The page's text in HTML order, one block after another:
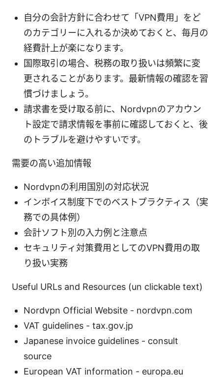
自分の会計方針に合わせて「VPN費用」をど
のカテゴリーに入れるか決めておくと、毎月の
経費計上が楽になります。
国際取引の場合、税務の取り扱いは頻繁に変
更されることがあります。最新情報の確認を習
慣づけましょう。
請求書を受け取る前に、Nordvpnのアカウン
ト設定で請求情報を事前に確認しておくと、後
のトラブルを避けやすいです。
需要の高い追加情報
Nordvpnの利用国別の対応状況
インボイス制度下でのベストプラクティス（実
務での具体例）
会計ソフト別の入力例と注意点
セキュリティ対策費用としてのVPN費用の取
り扱い実務
Useful URLs and Resources (un clickable text)
Nordvpn Official Website - nordvpn.com
VAT guidelines - tax.gov.jp
Japanese invoice guidelines - consult
source
European VAT information - europa.eu